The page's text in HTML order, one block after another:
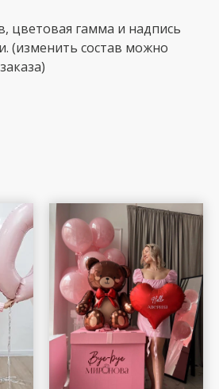
цветовая гамма и надпись
(изменить состав можно